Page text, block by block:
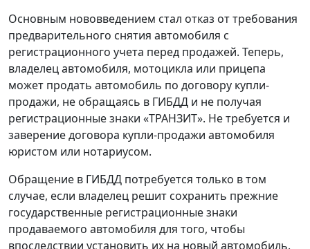
Основным нововведением стал отказ от требования
предварительного снятия автомобиля с
регистрационного учета перед продажей. Теперь,
владелец автомобиля, мотоцикла или прицепа
может продать автомобиль по договору купли-
продажи, не обращаясь в ГИБДД и не получая
регистрационные знаки «ТРАНЗИТ». Не требуется и
заверение договора купли-продажи автомобиля
юристом или нотариусом.
Обращение в ГИБДД потребуется только в том
случае, если владелец решит сохранить прежние
государственные регистрационные знаки
продаваемого автомобиля для того, чтобы
впоследствии установить их на новый автомобиль.